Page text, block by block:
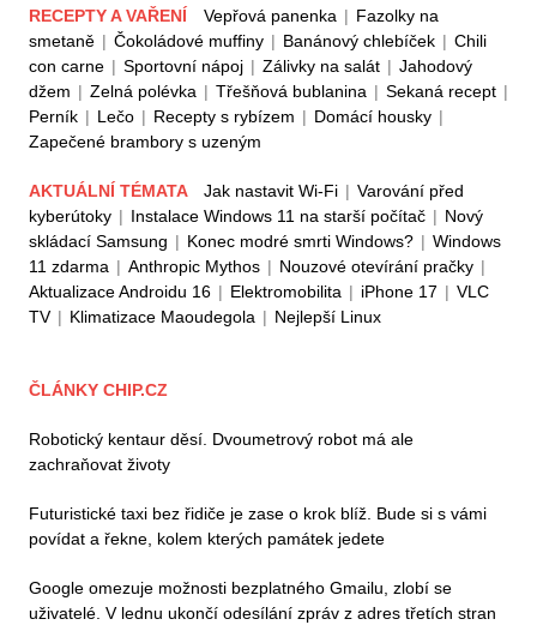
RECEPTY A VAŘENÍ Vepřová panenka | Fazolky na
smetaně | Čokoládové muffiny | Banánový chlebíček | Chili
con carne | Sportovní nápoj | Zálivky na salát | Jahodový
džem | Zelná polévka | Třešňová bublanina | Sekaná recept |
Perník | Lečo | Recepty s rybízem | Domácí housky |
Zapečené brambory s uzeným
AKTUÁLNÍ TÉMATA Jak nastavit Wi-Fi | Varování před
kyberútoky | Instalace Windows 11 na starší počítač | Nový
skládací Samsung | Konec modré smrti Windows? | Windows
11 zdarma | Anthropic Mythos | Nouzové otevírání pračky |
Aktualizace Androidu 16 | Elektromobilita | iPhone 17 | VLC
TV | Klimatizace Maoudegola | Nejlepší Linux
ČLÁNKY CHIP.CZ
Robotický kentaur děsí. Dvoumetrový robot má ale
zachraňovat životy
Futuristické taxi bez řidiče je zase o krok blíž. Bude si s vámi
povídat a řekne, kolem kterých památek jedete
Google omezuje možnosti bezplatného Gmailu, zlobí se
uživatelé. V lednu ukončí odesílání zpráv z adres třetích stran